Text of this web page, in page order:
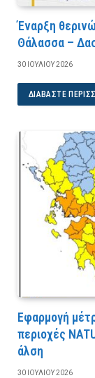
Έναρξη
Θάλασσα –
30 ΙΟΥΛΊΟΥ 2026
ΔΙΑΒΆΣΤΕ
Εφαρμογή
περιοχές
άλση
30 ΙΟΥΛΊΟΥ 2026